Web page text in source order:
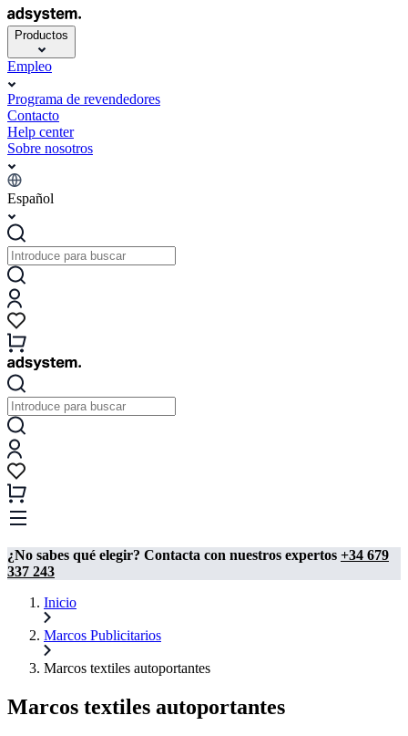
Productos
Empleo
Programa de revendedores
Contacto
Help center
Sobre nosotros
Español
¿No sabes qué elegir? Contacta con nuestros expertos +34 679
337 243
Inicio
Marcos Publicitarios
Marcos textiles autoportantes
Marcos textiles autoportantes